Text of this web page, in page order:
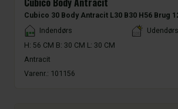
Cubico 30 Body Antracit L30 B30 H56 Brug
Placement
Indendørs
Udendørs
H: 56 CM B: 30 CM L: 30 CM
Antracit
Varenr.: 101156